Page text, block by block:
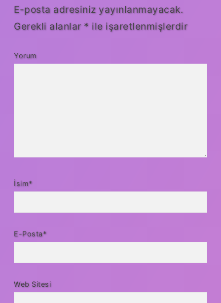
E-posta adresiniz yayınlanmayacak.
Gerekli alanlar * ile işaretlenmişlerdir
Yorum
İsim*
E-Posta*
Web Sitesi